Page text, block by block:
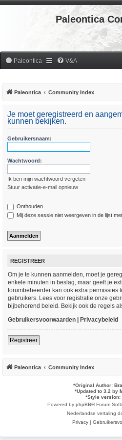
Paleontica
Paleontica V&A
Paleontica Community Index
Je moet geregistreerd en
kunnen bekijken.
Gebruikersnaam:
Wachtwoord:
Ik ben mijn wachtwoord vergeten
Stuur activatie-e-mail opnieuw
Onthouden
Mij deze sessie niet weergeven in de lijst
REGISTREER
Om je te kunnen aanmelden, moet je
enkele minuten in beslag, maar geeft je
forumbeheerder kan ook extra permissies
gebruikers. Lees voor registratie onze
bijbehorend beleid. Bekijk ook de regels
Gebruikersvoorwaarden | Privacybeleid
Registreer
Paleontica Community Index
*Original Author:
*Updated to 3.2 by
*Style version:
Powered by phpBB® Forum
Nederlandse vertaling
Privacy |